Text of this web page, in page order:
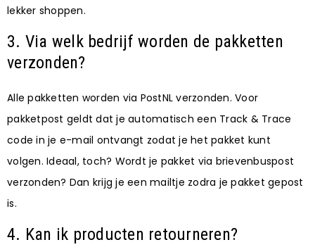
lekker shoppen.
3. Via welk bedrijf worden de pakketten
verzonden?
Alle pakketten worden via PostNL verzonden. Voor
pakketpost geldt dat je automatisch een Track & Trace
code in je e-mail ontvangt zodat je het pakket kunt
volgen. Ideaal, toch? Wordt je pakket via brievenbuspost
verzonden? Dan krijg je een mailtje zodra je pakket gepost
is.
4. Kan ik producten retourneren?